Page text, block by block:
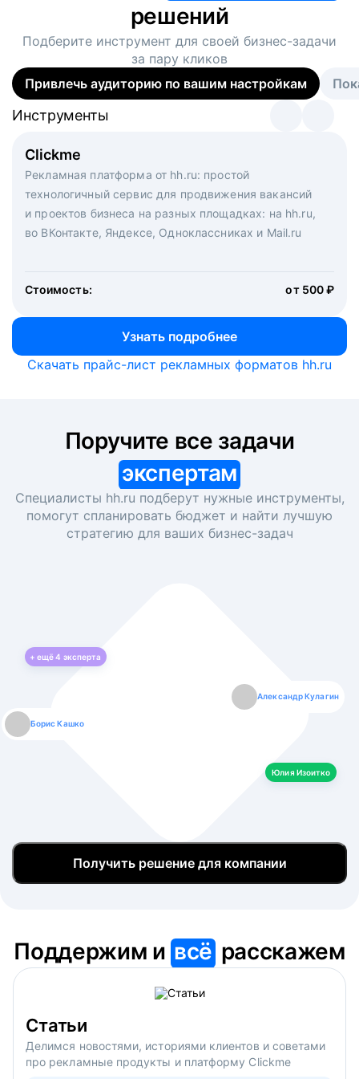
решений
Подберите инструмент для своей бизнес-задачи
за пару кликов
Привлечь аудиторию по вашим настройкам
Clickme
Рекламная платформа от hh.ru: простой
технологичный сервис для продвижения вакансий
и проектов бизнеса на разных площадках: на hh.ru,
во ВКонтакте, Яндексе, Одноклассниках и Mail.ru
Стоимость: от 500 ₽
Узнать подробнее
Инструменты
Вакансия дня
Рекламный формат для вакансий на главной странице
hh.ru. Увеличивает количество откликов
Инструменты
Массовый подбор под ключ. Решите, сколько
кандидатов и когда вам нужно, и за дело возьмутся
маркетологи, рекрутеры и проектные менеджеры
hh.ru с целым набором digital-инструментов
Инструменты
Скачать прайс-лист рекламных форматов hh.ru
экспертам
Специалисты hh.ru подберут нужные инструменты,
помогут спланировать бюджет и найти лучшую
стратегию для ваших бизнес-задач
+ ещё4 эксперта
Борис Кашко
Александр Кулагин
Юлия Изоитко
Юлия Изоитко
Даниил Макаров
Александр Кулагин
Екатерина Лазаренко
Даниил Макаров
Борис Кашко
Екатерина Лазаренко
Юлия Изоитко
Получить решение для компании
Поддержим ивсё расскажем
Статьи
Делимся новостями, историями клиентов и советами
про рекламные продукты и платформу Clickme